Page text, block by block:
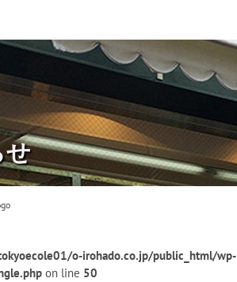
せ
o-irohado.co.jp/public_html/wp-
on line 50